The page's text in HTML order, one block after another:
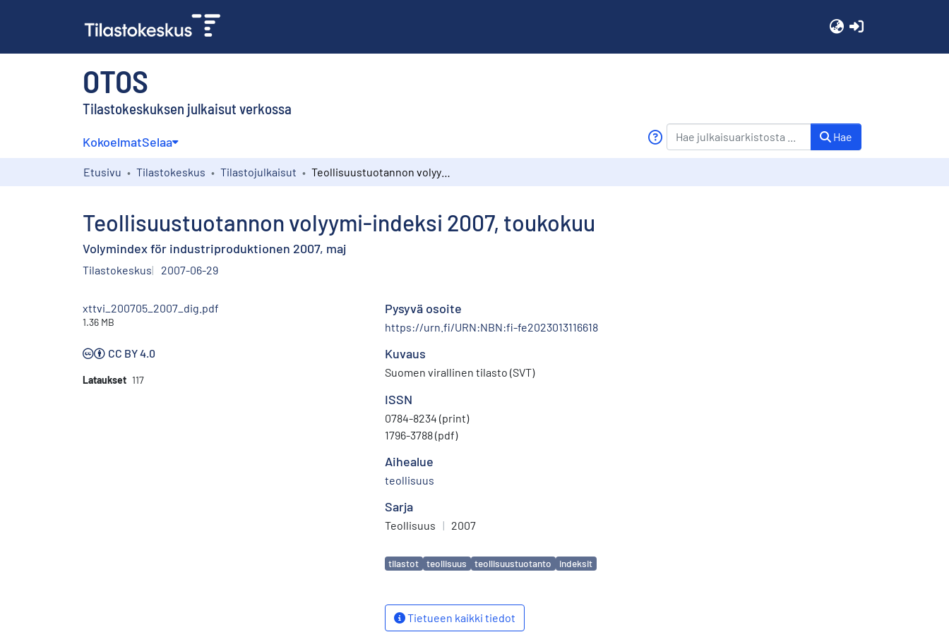
OTOS
Tilastokeskuksen julkaisut verkossa
KokoelmatSelaa Hae
Etusivu Tilastokeskus Tilastojulkaisut
Teollisuustuotannon volyymi-indeksi 2007, toukokuu
Volymindex för industriproduktionen 2007, maj
Tilastokeskus 2007-06-29
xttvi_200705_2007_dig.pdf
1.36 MB
CC BY 4.0
Lataukset 117
Pysyvä osoite
https://urn.fi/URN:NBN:fi-fe2023013116618
Kuvaus
Suomen virallinen tilasto (SVT)
ISSN
0784-8234 (print)
1796-3788 (pdf)
Aihealue
teollisuus
Sarja
Teollisuus | 2007
Avainsanat
tilastot teollisuus teollisuustuotanto indeksit
Tietueen kaikki tiedot